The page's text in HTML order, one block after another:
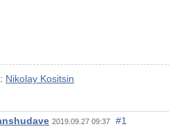
Nikolay Kositsin
2019.09.27 09:37
#1